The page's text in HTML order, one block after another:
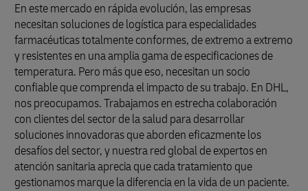
En este mercado en rápida evolución, las empresas
necesitan soluciones de logística para especialidades
farmacéuticas totalmente conformes, de extremo a extremo
y resistentes en una amplia gama de especificaciones de
temperatura. Pero más que eso, necesitan un socio
confiable que comprenda el impacto de su trabajo. En DHL,
nos preocupamos. Trabajamos en estrecha colaboración
con clientes del sector de la salud para desarrollar
soluciones innovadoras que aborden eficazmente los
desafíos del sector, y nuestra red global de expertos en
atención sanitaria aprecia que cada tratamiento que
gestionamos marque la diferencia en la vida de un paciente.